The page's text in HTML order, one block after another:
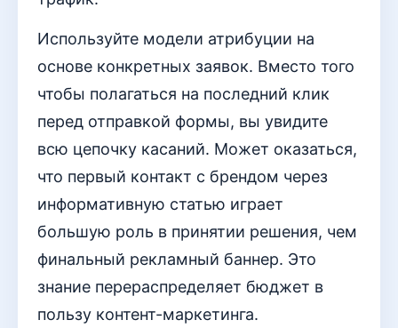
Используйте модели атрибуции на
основе конкретных заявок. Вместо того
чтобы полагаться на последний клик
перед отправкой формы, вы увидите
всю цепочку касаний. Может оказаться,
что первый контакт с брендом через
информативную статью играет
большую роль в принятии решения, чем
финальный рекламный баннер. Это
знание перераспределяет бюджет в
пользу контент-маркетинга.